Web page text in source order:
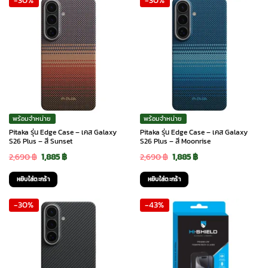
พร้อมจำหน่าย
Pitaka รุ่น Edge Case – เคส Galaxy
S26 Plus – สี Sunset
2,690฿ Original
price
was:
2,690 ฿.
1,885฿Current
1,885 ฿.
หยิบใส่ตะกร้า
พร้อมจำหน่าย
Pitaka รุ่น Edge Case – เคส Galaxy
S26 Plus – สี Moonrise
2,690฿ Original
price
was:
2,690 ฿.
1,885฿Current
1,885 ฿.
หยิบใส่ตะกร้า
-30% -43%